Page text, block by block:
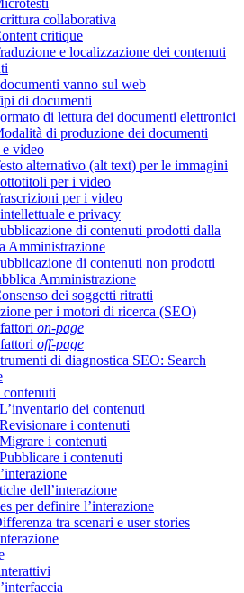
collaborativa
critique
e localizzazione dei contenuti
vanno sul web
di documenti
di lettura dei documenti elettronici
di produzione dei documenti
video
alternativo (alt text) per le immagini
per i video
per i video
e privacy
di contenuti prodotti dalla
Amministrazione
di contenuti non prodotti
Amministrazione
dei soggetti ritratti
per i motori di ricerca (SEO)
on-page
off-page
di diagnostica SEO: Search
dei contenuti
i contenuti
i contenuti
i contenuti
dell’interazione
per definire l’interazione
tra scenari e user stories